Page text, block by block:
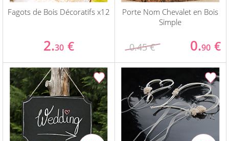
Fagots de Bois Décoratifs x12
2.30 €
Porte Nom Chevalet en Bois
Simple
0.45 € 0.90 €